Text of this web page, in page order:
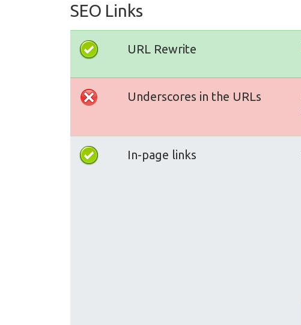
SEO Links
URL Rewrite
Underscores in the URLs
In-page links